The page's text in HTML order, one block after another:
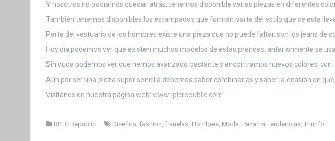
Y nosotros no podíamos quedar atrás, tenemos disponible varias piezas en diferentes
También tenemos disponibles los estampados que forman parte del estilo que se esta
Parte del vestuario de los hombres existe una pieza que no puede faltar, son los jeans de
Hoy día podemos ver que existen muchos modelos de estas prendas, anteriormente se
Sin duda podemos ver que hemos avanzado bastante y encontramos nuevos colores,
Aún por ser una pieza super sencilla debemos saber combinarlas y saber la ocasión en que
Visítanos en nuestra página web: www.rplcrepublic.com
RPLC Republic Diseños, fashion, franelas, Hombres, Moda, Panamá,tendencias, Triunfo